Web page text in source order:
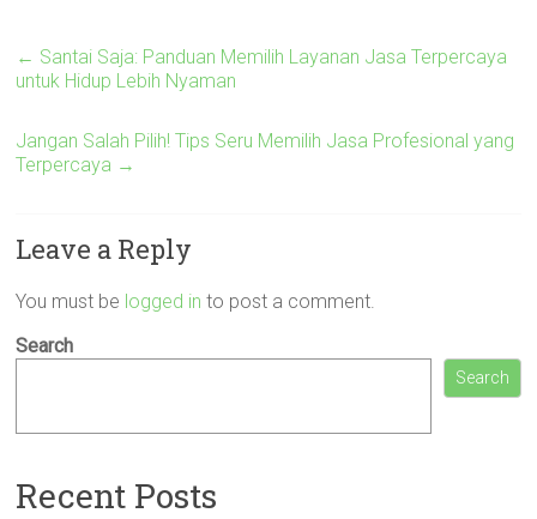
← Santai Saja: Panduan Memilih Layanan Jasa Terpercaya
untuk Hidup Lebih Nyaman
Jangan Salah Pilih! Tips Seru Memilih Jasa Profesional yang
Terpercaya →
Leave a Reply
You must be logged in to post a comment.
Search
Search
Recent Posts